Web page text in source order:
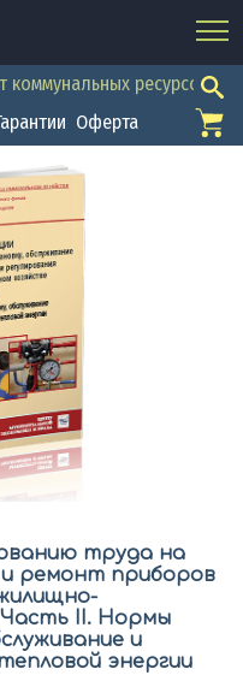
коммунальных ресурсов
Оферта
труда на
и ремонт приборов
Часть II. Нормы
и
энергии